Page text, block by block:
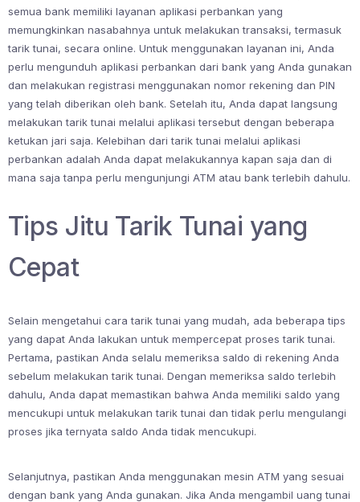
semua bank memiliki layanan aplikasi perbankan yang
memungkinkan nasabahnya untuk melakukan transaksi, termasuk
tarik tunai, secara online. Untuk menggunakan layanan ini, Anda
perlu mengunduh aplikasi perbankan dari bank yang Anda gunakan
dan melakukan registrasi menggunakan nomor rekening dan PIN
yang telah diberikan oleh bank. Setelah itu, Anda dapat langsung
melakukan tarik tunai melalui aplikasi tersebut dengan beberapa
ketukan jari saja. Kelebihan dari tarik tunai melalui aplikasi
perbankan adalah Anda dapat melakukannya kapan saja dan di
mana saja tanpa perlu mengunjungi ATM atau bank terlebih dahulu.
Tips Jitu Tarik Tunai yang
Cepat
Selain mengetahui cara tarik tunai yang mudah, ada beberapa tips
yang dapat Anda lakukan untuk mempercepat proses tarik tunai.
Pertama, pastikan Anda selalu memeriksa saldo di rekening Anda
sebelum melakukan tarik tunai. Dengan memeriksa saldo terlebih
dahulu, Anda dapat memastikan bahwa Anda memiliki saldo yang
mencukupi untuk melakukan tarik tunai dan tidak perlu mengulangi
proses jika ternyata saldo Anda tidak mencukupi.
Selanjutnya, pastikan Anda menggunakan mesin ATM yang sesuai
dengan bank yang Anda gunakan. Jika Anda mengambil uang tunai